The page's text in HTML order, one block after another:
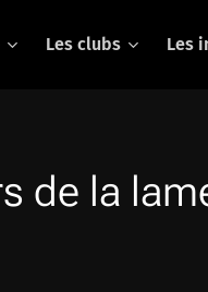
Les clubs Les
de la